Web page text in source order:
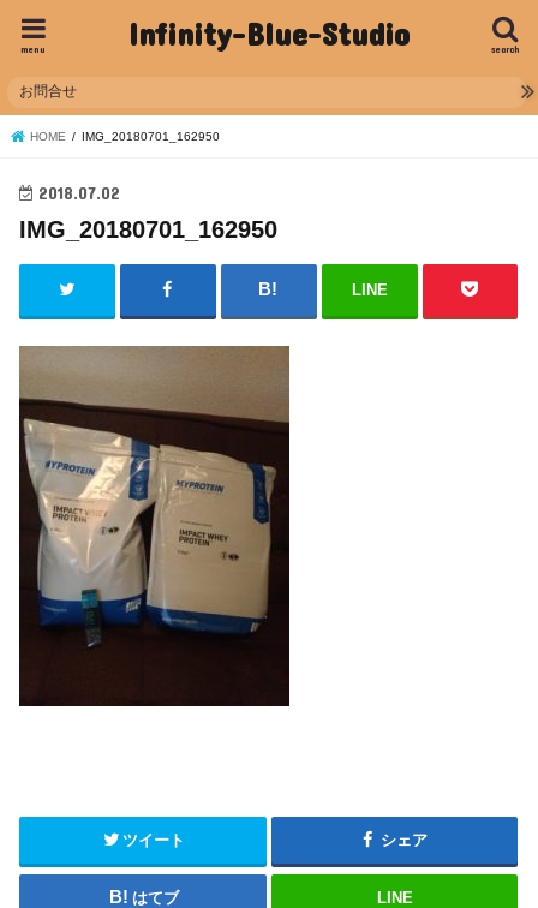
Infinity-Blue-Studio search
menu
お問合せ
HOME IMG_20180701_162950
2018.07.02
IMG_20180701_162950
LINE
ツイート シェア
はてブ LINE